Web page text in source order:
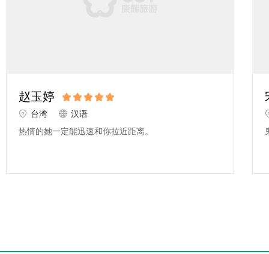
赵玉婷
台湾
汉语
热情的她一定能迅速和你拉近距离。